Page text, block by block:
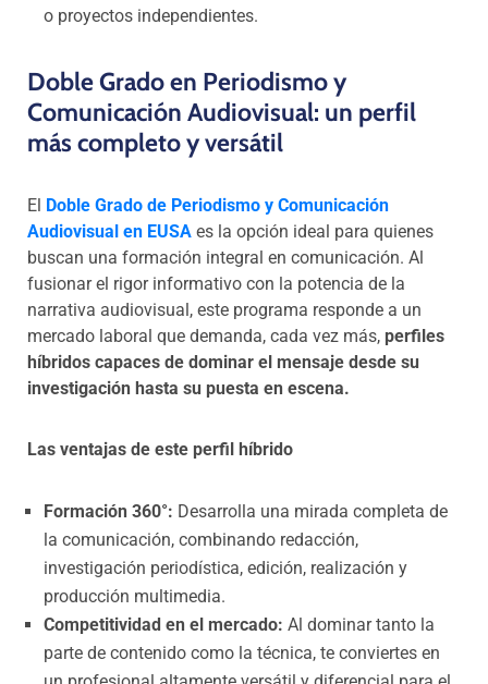
o proyectos independientes.
Doble Grado en Periodismo y
Comunicación Audiovisual: un perfil
más completo y versátil
El Doble Grado de Periodismo y Comunicación
Audiovisual en EUSA es la opción ideal para quienes
buscan una formación integral en comunicación. Al
fusionar el rigor informativo con la potencia de la
narrativa audiovisual, este programa responde a un
mercado laboral que demanda, cada vez más, perfiles
híbridos capaces de dominar el mensaje desde su
investigación hasta su puesta en escena.
Las ventajas de este perfil híbrido
Formación 360°: Desarrolla una mirada completa de
la comunicación, combinando redacción,
investigación periodística, edición, realización y
producción multimedia.
Competitividad en el mercado: Al dominar tanto la
parte de contenido como la técnica, te conviertes en